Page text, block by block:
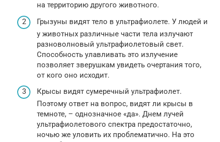
на территорию другого животного.
Грызуны видят тело в ультрафиолете. У людей и
у животных различные части тела излучают
разноволновый ультрафиолетовый свет.
Способность улавливать это излучение
позволяет зверушкам увидеть очертания того,
от кого оно исходит.
Крысы видят сумеречный ультрафиолет.
Поэтому ответ на вопрос, видят ли крысы в
темноте, – однозначное «да». Днем лучей
ультрафиолетового спектра предостаточно,
ночью же уловить их проблематично. На это